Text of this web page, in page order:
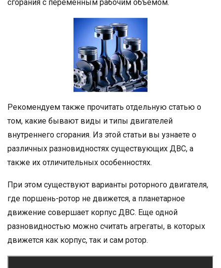
сгорания с переменным рабочим объемом.
Рекомендуем также прочитать отдельную статью о
том, какие бывают виды и типы двигателей
внутреннего сгорания. Из этой статьи вы узнаете о
различных разновидностях существующих ДВС, а
также их отличительных особенностях.
При этом существуют варианты роторного двигателя,
где поршень-ротор не движется, а планетарное
движение совершает корпус ДВС. Еще одной
разновидностью можно считать агрегаты, в которых
движется как корпус, так и сам ротор.